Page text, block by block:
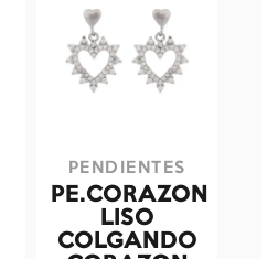
PENDIENTES
PE.CORAZON
LISO
COLGANDO